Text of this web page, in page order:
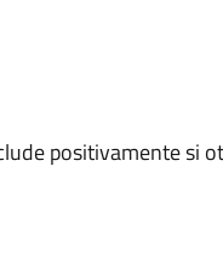
positivamente si